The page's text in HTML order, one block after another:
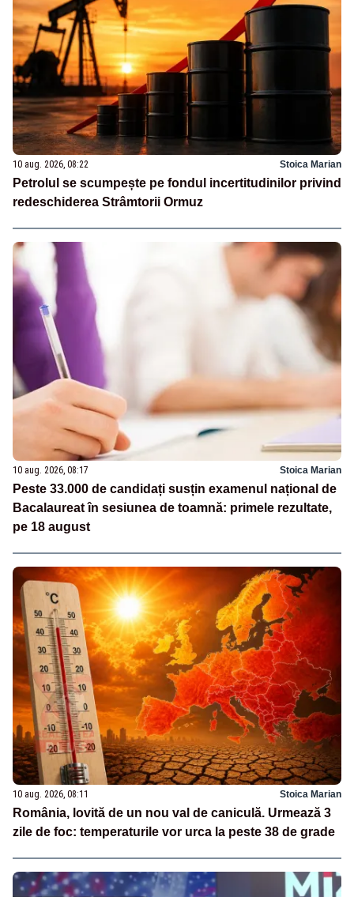
10 aug. 2026, 08:22 Stoica Marian
Petrolul se scumpește pe fondul incertitudinilor privind
redeschiderea Strâmtorii Ormuz
10 aug. 2026, 08:17 Stoica Marian
Peste 33.000 de candidați susțin examenul național de
Bacalaureat în sesiunea de toamnă: primele rezultate,
pe 18 august
10 aug. 2026, 08:11 Stoica Marian
România, lovită de un nou val de caniculă. Urmează 3
zile de foc: temperaturile vor urca la peste 38 de grade